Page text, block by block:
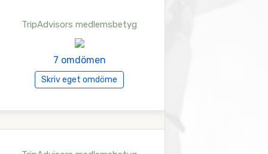
TripAdvisors medlemsbetyg
7 omdömen
Skriv eget omdöme